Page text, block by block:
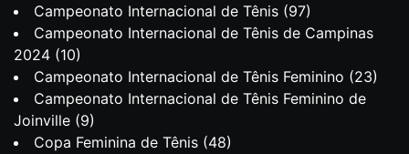
Campeonato Internacional de Tênis (97)
Campeonato Internacional de Tênis de Campinas
2024 (10)
Campeonato Internacional de Tênis Feminino (23)
Campeonato Internacional de Tênis Feminino de
Joinville (9)
Copa Feminina de Tênis (48)